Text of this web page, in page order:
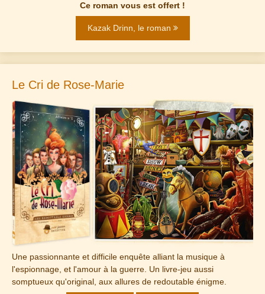
Ce roman vous est offert !
Kazak Drinn, le roman
Le Cri de Rose-Marie
Une passionnante et difficile enquête alliant la musique à
l'espionnage, et l'amour à la guerre. Un livre-jeu aussi
somptueux qu'original, aux allures de redoutable énigme.